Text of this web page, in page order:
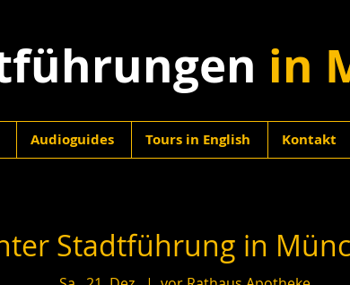
in
Audioguides Tours in English Kontakt
Stadtführung in